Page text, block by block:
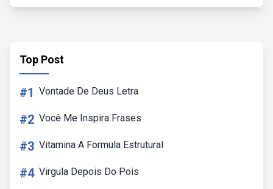
Top Post
#1 Vontade De Deus Letra
#2 Você Me Inspira Frases
#3 Vitamina A Formula Estrutural
#4 Virgula Depois Do Pois